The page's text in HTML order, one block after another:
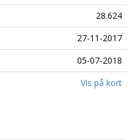
28.624
27-11-2017
05-07-2018
Vis på kort